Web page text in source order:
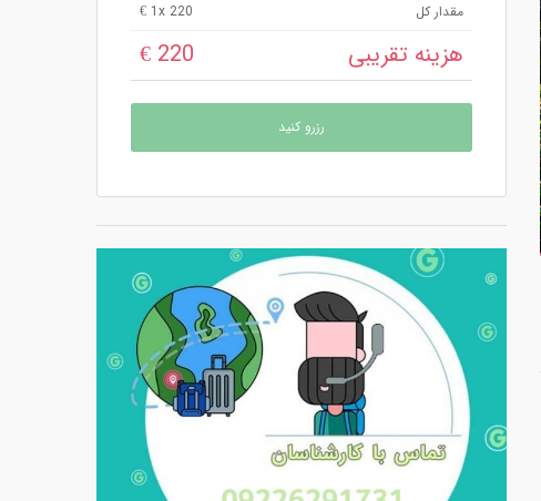
مقدار کل
1x 220 €
هزینه تقریبی 220 €
رزرو کنید